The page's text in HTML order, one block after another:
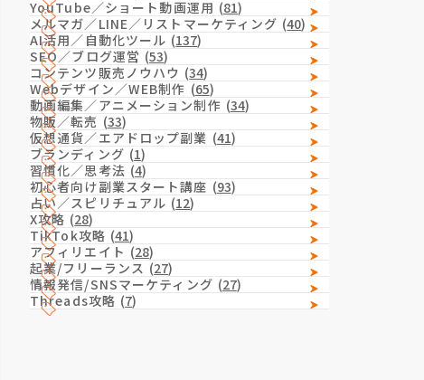
YouTube／ショート動画運用 (81)
メルマガ／LINE／リストマーケティング (40)
AI活用／自動化ツール (137)
SEO／ブログ運営 (53)
コンテンツ販売ノウハウ (34)
Webデザイン／WEB制作 (65)
動画編集／アニメーション制作 (34)
物販／転売 (33)
仮想通貨／エアドロップ副業 (41)
ブランディング (1)
習慣化／思考法 (4)
初心者向け副業スタート講座 (93)
占い／スピリチュアル (12)
X攻略 (28)
TikTok攻略 (41)
アフィリエイト (28)
起業/フリーランス (27)
情報発信/SNSマーケティング (27)
Threads攻略 (7)